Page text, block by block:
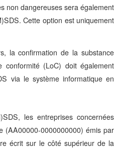
non dangereuses sera également
Cette option est uniquement
la confirmation de la substance
(LoC) doit également
via le système informatique en
les entreprises concernées
(AA00000-0000000000) émis par
écrit sur le côté supérieur de la